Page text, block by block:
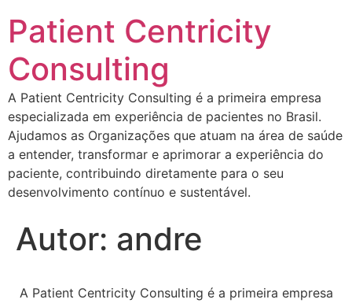
Patient Centricity
Consulting
A Patient Centricity Consulting é a primeira empresa
especializada em experiência de pacientes no Brasil.
Ajudamos as Organizações que atuam na área de saúde
a entender, transformar e aprimorar a experiência do
paciente, contribuindo diretamente para o seu
desenvolvimento contínuo e sustentável.
Autor: andre
A Patient Centricity Consulting é a primeira empresa